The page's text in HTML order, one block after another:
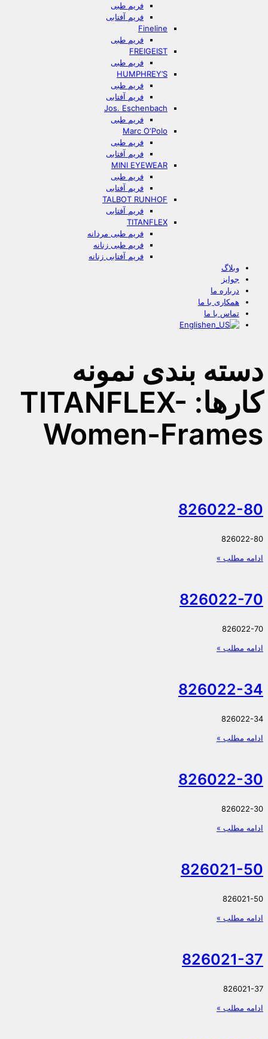
فریم طبی
فریم آفتابی
Fineline
فریم طبی
FREIGEIST
فریم طبی
HUMPHREY’S
فریم طبی
فریم آفتابی
Jos. Eschenbach
فریم طبی
Marc O‘Polo
فریم طبی
فریم آفتابی
MINI EYEWEAR
فریم طبی
فریم آفتابی
TALBOT RUNHOF
فریم آفتابی
TITANFLEX
فریم طبی مردانه
فریم طبی زنانه
فریم آفتابی زنانه
وبلاگ
جوایز
درباره ما
همکاری با ما
تماس با ما
English
دسته بندی نمونه
کارها: TITANFLEX-
Women-Frames
826022-80
826022-80
ادامه مطلب »
826022-70
826022-70
ادامه مطلب »
826022-34
826022-34
ادامه مطلب »
826022-30
826022-30
ادامه مطلب »
826021-50
826021-50
ادامه مطلب »
826021-37
826021-37
ادامه مطلب »